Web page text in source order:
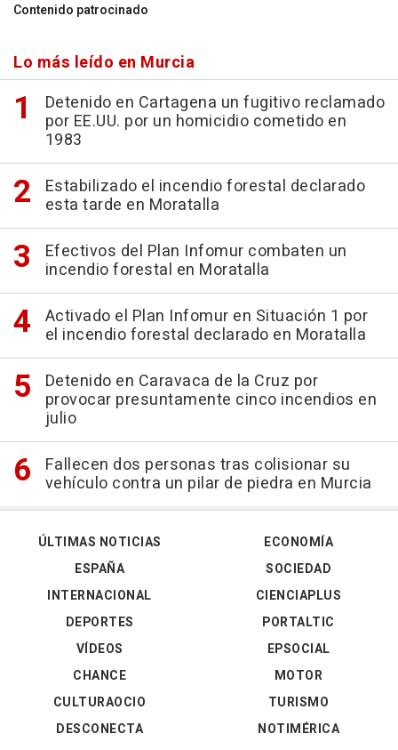
Contenido patrocinado
Lo más leído en Murcia
Detenido en Cartagena un fugitivo reclamado
por EE.UU. por un homicidio cometido en
1983
Estabilizado el incendio forestal declarado
esta tarde en Moratalla
Efectivos del Plan Infomur combaten un
incendio forestal en Moratalla
Activado el Plan Infomur en Situación 1 por
el incendio forestal declarado en Moratalla
Detenido en Caravaca de la Cruz por
provocar presuntamente cinco incendios en
julio
Fallecen dos personas tras colisionar su
vehículo contra un pilar de piedra en Murcia
ÚLTIMAS NOTICIAS
ESPAÑA
INTERNACIONAL
DEPORTES
VÍDEOS
ECONOMÍA
SOCIEDAD
CIENCIAPLUS
PORTALTIC
EPSOCIAL
CHANCE
CULTURAOCIO
DESCONECTA
MOTOR
TURISMO
NOTIMÉRICA